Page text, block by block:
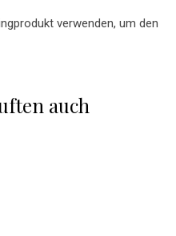
verwenden, um den
auch